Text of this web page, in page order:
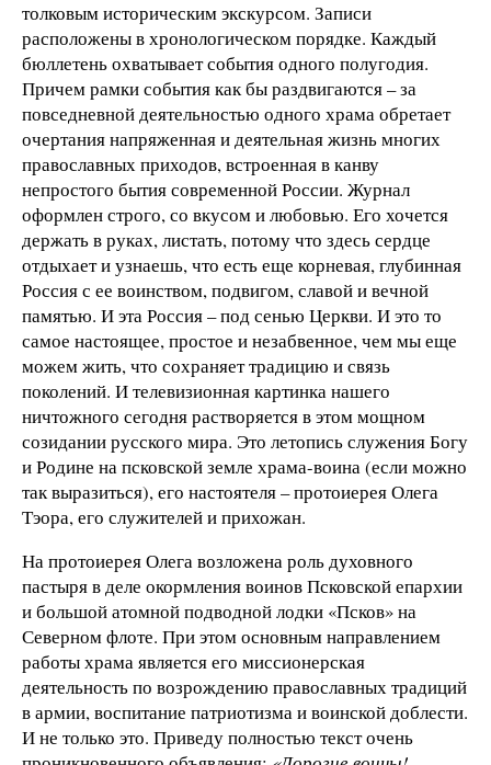
толковым историческим экскурсом. Записи
расположены в хронологическом порядке. Каждый
бюллетень охватывает события одного полугодия.
Причем рамки события как бы раздвигаются – за
повседневной деятельностью одного храма обретает
очертания напряженная и деятельная жизнь многих
православных приходов, встроенная в канву
непростого бытия современной России. Журнал
оформлен строго, со вкусом и любовью. Его хочется
держать в руках, листать, потому что здесь сердце
отдыхает и узнаешь, что есть еще корневая, глубинная
Россия с ее воинством, подвигом, славой и вечной
памятью. И эта Россия – под сенью Церкви. И это то
самое настоящее, простое и незабвенное, чем мы еще
можем жить, что сохраняет традицию и связь
поколений. И телевизионная картинка нашего
ничтожного сегодня растворяется в этом мощном
созидании русского мира. Это летопись служения Богу
и Родине на псковской земле храма-воина (если можно
так выразиться), его настоятеля – протоиерея Олега
Тэора, его служителей и прихожан.
На протоиерея Олега возложена роль духовного
пастыря в деле окормления воинов Псковской епархии
и большой атомной подводной лодки «Псков» на
Северном флоте. При этом основным направлением
работы храма является его миссионерская
деятельность по возрождению православных традиций
в армии, воспитание патриотизма и воинской доблести.
И не только это. Приведу полностью текст очень